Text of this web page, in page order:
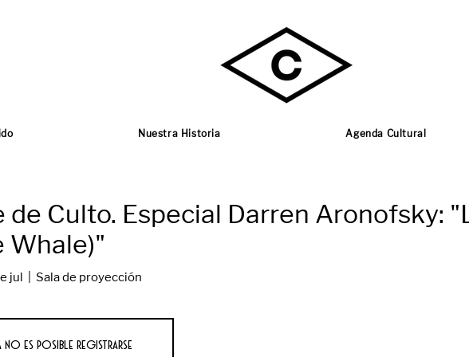
Nuestra Historia Agenda Cultural
de Culto. Especial Darren Aronofsky:
Whale)"
jul Sala de proyección
no es posible registrarse